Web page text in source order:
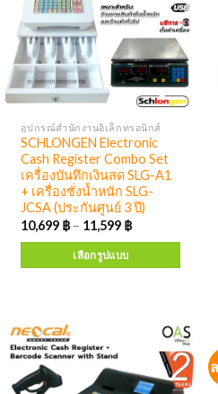
อุปกรณ์สำนักงานอิเล็กทรอนิกส์
SCHLONGEN Electronic
Cash Register Combo Set
เครื่องบันทึกเงินสด SLG-A1
+ เครื่องชั่งน้ำหนัก SLG-
JCSA (ประกันศูนย์ 3 ปี)
10,699 ฿ – 11,599 ฿
เลือกรูปแบบ